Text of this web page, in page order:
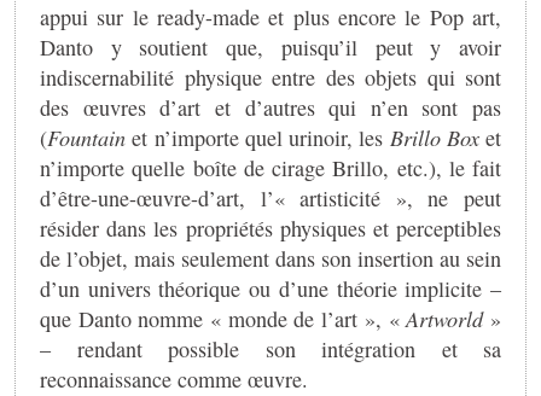
appui sur le ready-made et plus encore le Pop art,
Danto y soutient que, puisqu’il peut y avoir
indiscernabilité physique entre des objets qui sont
des œuvres d’art et d’autres qui n’en sont pas
(Fountain et n’importe quel urinoir, les Brillo Boxet
n’importe quelle boîte de cirage Brillo, etc.), le fait
d’être-une-œuvre-d’art, l’« artisticité », ne peut
résider dans les propriétés physiques et perceptibles
de l’objet, mais seulement dans son insertion au sein
d’un univers théorique ou d’une théorie implicite –
que Danto nomme « monde de l’art », «Artworld»
– rendant possible son intégration et sa
reconnaissance comme œuvre.